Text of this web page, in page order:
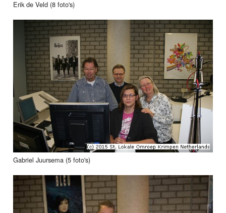
Erik de Veld (8 foto's)
Gabriel Juursema (5 foto's)